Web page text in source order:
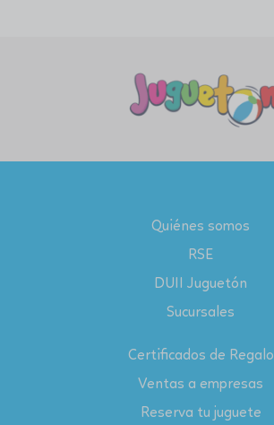
Quiénes somos
RSE
DUII Juguetón
Sucursales
Certificados de Regalo
Ventas a empresas
Reserva tu juguete